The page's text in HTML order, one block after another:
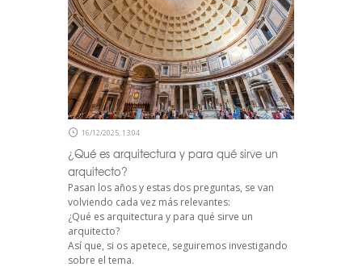
16/12/2025, 13:04
¿Qué es arquitectura y para qué sirve un
arquitecto?
Pasan los años y estas dos preguntas, se van
volviendo cada vez más relevantes:
¿Qué es arquitectura y para qué sirve un
arquitecto?
Así que, si os apetece, seguiremos investigando
sobre el tema.